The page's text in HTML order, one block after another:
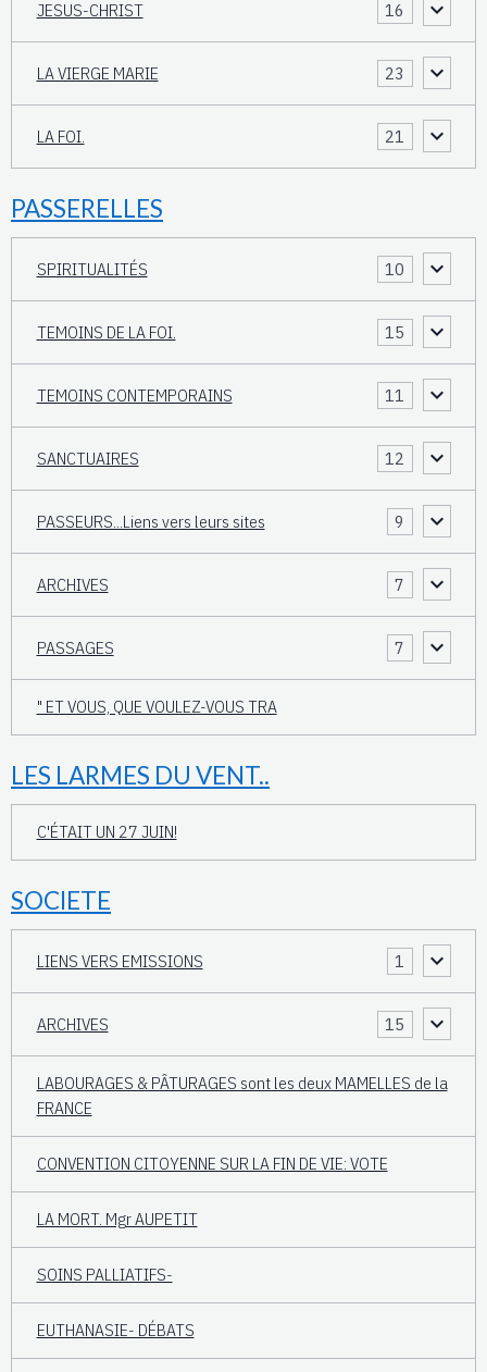
JESUS-CHRIST 16
LA VIERGE MARIE 23
LA FOI. 21
PASSERELLES
SPIRITUALITÉS 10
TEMOINS DE LA FOI. 15
TEMOINS CONTEMPORAINS 11
SANCTUAIRES 12
PASSEURS...Liens vers leurs sites 9
ARCHIVES 7
PASSAGES 7
" ET VOUS, QUE VOULEZ-VOUS TRA
LES LARMES DU VENT..
C'ÉTAIT UN 27 JUIN!
SOCIETE
LIENS VERS EMISSIONS 1
ARCHIVES 15
LABOURAGES & PÂTURAGES sont les deux MAMELLES de la
FRANCE
CONVENTION CITOYENNE SUR LA FIN DE VIE: VOTE
LA MORT. Mgr AUPETIT
SOINS PALLIATIFS-
EUTHANASIE- DÉBATS